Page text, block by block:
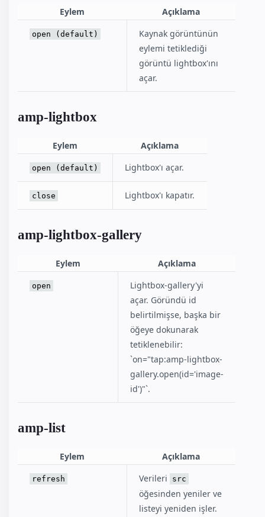
Eylem Açıklama
open (default)
Kaynak görüntünün
eylemi tetiklediği
görüntü lightbox'ını
açar.
amp-lightbox
Eylem Açıklama
open (default) Lightbox'ı açar.
close Lightbox'ı kapatır.
amp-lightbox-gallery
Eylem Açıklama
open
Lightbox-gallery'yi
açar. Göründü id
belirtilmişse, başka bir
öğeye dokunarak
tetiklenebilir:
`on="tap:amp-lightbox-
gallery.open(id='image-
id')"`.
amp-list
Eylem Açıklama
refresh Verileri src
öğesinden yeniler ve
listeyi yeniden işler.